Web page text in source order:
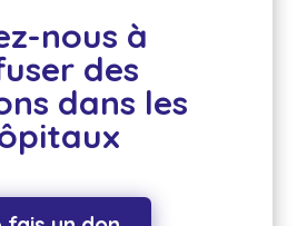
nous à
des
dans les